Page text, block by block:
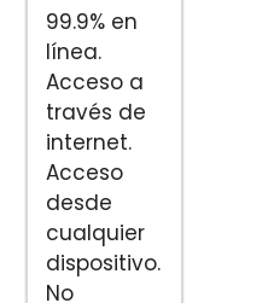
99.9% en
línea.
Acceso a
través de
internet.
Acceso
desde
cualquier
dispositivo.
No